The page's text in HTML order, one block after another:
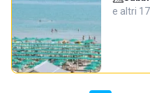
e altri 17…